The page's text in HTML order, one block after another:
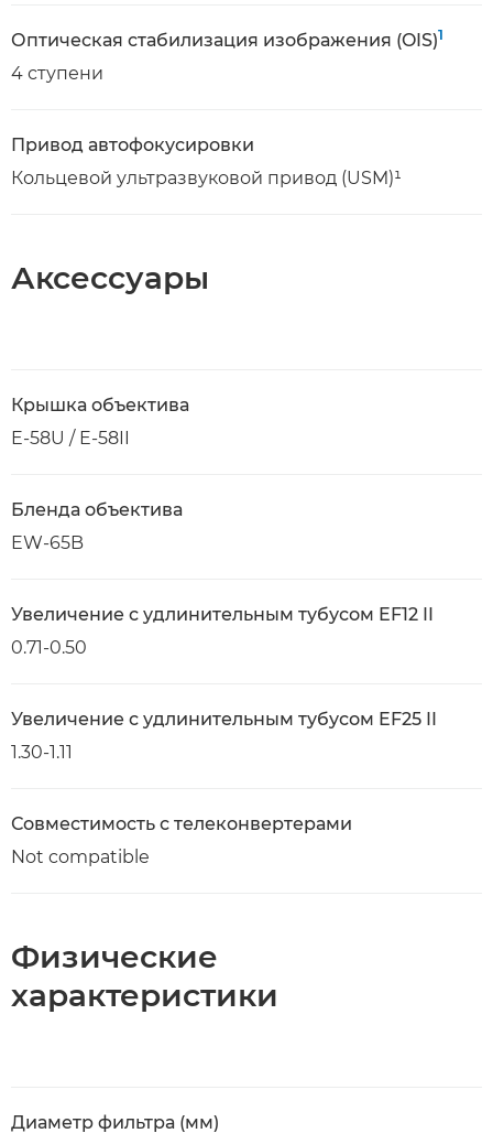
Оптическая стабилизация изображения (OIS)1
4 ступени
Привод автофокусировки
Кольцевой ультразвуковой привод (USM)¹
Аксессуары
Крышка объектива
E-58U / E-58II
Бленда объектива
EW-65B
Увеличение с удлинительным тубусом EF12 II
0.71-0.50
Увеличение с удлинительным тубусом EF25 II
1.30-1.11
Совместимость с телеконвертерами
Not compatible
Физические
характеристики
Диаметр фильтра (мм)